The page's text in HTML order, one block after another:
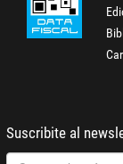
Suscribite al